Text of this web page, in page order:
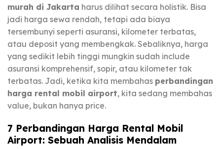
murah di Jakarta harus dilihat secara holistik. Bisa
jadi harga sewa rendah, tetapi ada biaya
tersembunyi seperti asuransi, kilometer terbatas,
atau deposit yang membengkak. Sebaliknya, harga
yang sedikit lebih tinggi mungkin sudah include
asuransi komprehensif, sopir, atau kilometer tak
terbatas. Jadi, ketika kita membahas perbandingan
harga rental mobil airport, kita sedang membahas
value, bukan hanya price.
7 Perbandingan Harga Rental Mobil
Airport: Sebuah Analisis Mendalam